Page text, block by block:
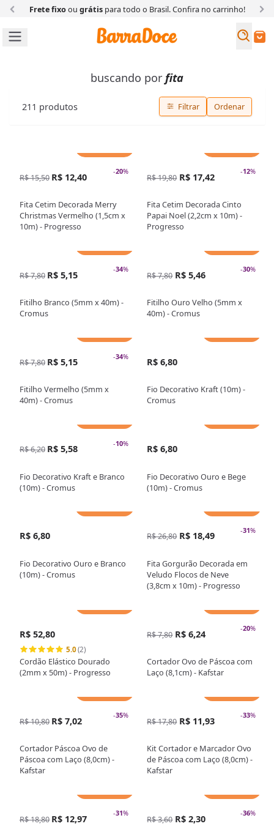
Frete fixoou grátispara todo o Brasil. Confira no carrinho!
Buscar
buscando porfita
211 produtos Filtrar Ordenar
-20%
R$ 15,50 R$ 12,40
Fita Cetim Decorada Merry
Christmas Vermelho (1,5cm x
10m) - Progresso
-12%
R$ 19,80 R$ 17,42
Fita Cetim Decorada Cinto
Papai Noel (2,2cm x 10m) -
Progresso
-34%
R$ 7,80 R$ 5,15
Fitilho Branco (5mm x 40m) -
Cromus
-30%
R$ 7,80 R$ 5,46
Fitilho Ouro Velho (5mm x
40m) - Cromus
-34%
R$ 7,80 R$ 5,15
Fitilho Vermelho (5mm x
40m) - Cromus
R$ 6,80
Fio Decorativo Kraft (10m) -
Cromus
-10%
R$ 6,20 R$ 5,58
Fio Decorativo Kraft e Branco
(10m) - Cromus
R$ 6,80
Fio Decorativo Ouro e Bege
(10m) - Cromus
R$ 6,80
Fio Decorativo Ouro e Branco
(10m) - Cromus
-31%
R$ 26,80 R$ 18,49
Fita Gorgurão Decorada em
Veludo Flocos de Neve
(3,8cm x 10m) - Progresso
R$ 52,80
5.0(2)
Cordão Elástico Dourado
(2mm x 50m) - Progresso
-20%
R$ 7,80 R$ 6,24
Cortador Ovo de Páscoa com
Laço (8,1cm) - Kafstar
-35%
R$ 10,80 R$ 7,02
Cortador Páscoa Ovo de
Páscoa com Laço (8,0cm) -
Kafstar
-33%
R$ 17,80 R$ 11,93
Kit Cortador e Marcador Ovo
de Páscoa com Laço (8,0cm) -
Kafstar
-31%
R$ 18,80 R$ 12,97 -36%
R$ 3,60 R$ 2,30